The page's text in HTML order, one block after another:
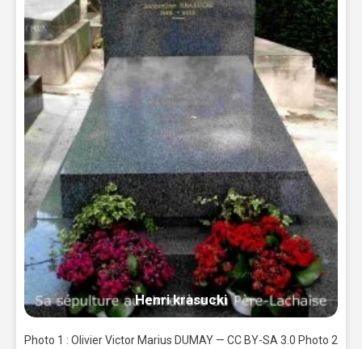
Henri krasucki
Photo 1 : Olivier Victor Marius DUMAY — CC BY-SA 3.0 Photo 2